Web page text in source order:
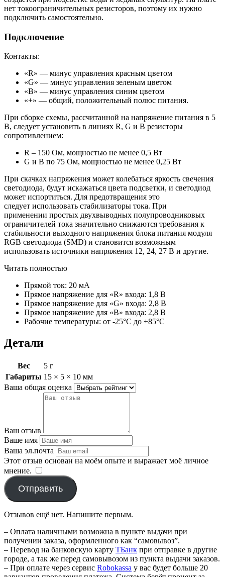
нет токоограничительных резисторов, поэтому их нужно
подключить самостоятельно.
Подключение
Контакты:
«R» — минус управления красным цветом
«G» — минус управления зеленым цветом
«B» — минус управления синим цветом
«+» — общий, положительный полюс питания.
При сборке схемы, рассчитанной на напряжение питания в 5
В, следует установить в линиях R, G и B резисторы
сопротивлением:
R – 150 Ом, мощностью не менее 0,5 Вт
G и B по 75 Ом, мощностью не менее 0,25 Вт
При скачках напряжения может колебаться яркость свечения
светодиода, будут искажаться цвета подсветки, и светодиод
может испортиться. Для предотвращения это
следует использовать стабилизаторы тока. При
применении простых двухвыводных полупроводниковых
ограничителей тока значительно снижаются требования к
стабильности выходного напряжения блока питания модуля
RGB светодиода (SMD) и становится возможным
использовать источники напряжения 12, 24, 27 В и другие.
Читать полностью
Прямой ток: 20 мА
Прямое напряжение для «R» входа: 1,8 В
Прямое напряжение для «G» входа: 2,8 В
Прямое напряжение для «B» входа: 2,8 В
Рабочие температуры: от -25°C до +85°C
Детали
Вес
5 г
Габариты 15 × 5 × 10 мм
Ваша общая оценка
Ваш отзыв
Ваше имя
Ваша эл.почта
Этот отзыв основан на моём опыте и выражает моё личное
мнение.
Отправить
Отзывов ещё нет. Напишите первым.
– Оплата наличными возможна в пункте выдачи при
получении заказа, оформленного как “самовывоз”.
– Перевод на банковскую карту TБанк при отправке в другие
городе, а так же перед самовывозом из пункта выдачи заказов.
– При оплате через сервис Robokassa у вас будет больше 20